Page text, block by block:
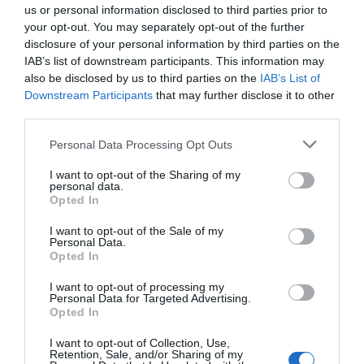
us or personal information disclosed to third parties prior to
your opt-out. You may separately opt-out of the further
disclosure of your personal information by third parties on the
IAB’s list of downstream participants. This information may
also be disclosed by us to third parties on the IAB’s List of
Downstream Participants that may further disclose it to other
Personal Data Processing Opt Outs
I want to opt-out of the Sharing of my
personal data.
Opted In
I want to opt-out of the Sale of my
Personal Data.
Opted In
I want to opt-out of processing my
Personal Data for Targeted Advertising.
Opted In
I want to opt-out of Collection, Use,
Retention, Sale, and/or Sharing of my
sobre tot que puguin passar coses imprevistes.
“Visquis on visquis, no et
tanquis a les sorpreses”
La telemàtica és una potent eina de treball i
productivitat, com també és una potent eina per
mantenir vincles i relacions, però a l’hora de la
funcionar i créixer només des de la pantalla. Quan
us parlin de models híbrids no penseu en la
combinació d’online i offline, penseu més aviat en
la combinació de més i menys gent física i real al
de viure la ciutat de tant en tant. I si vius a la